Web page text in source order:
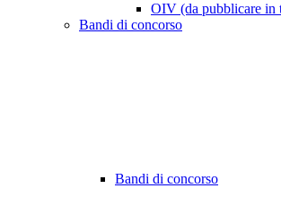
OIV (da pubblicare in
Bandi di concorso
Bandi di concorso